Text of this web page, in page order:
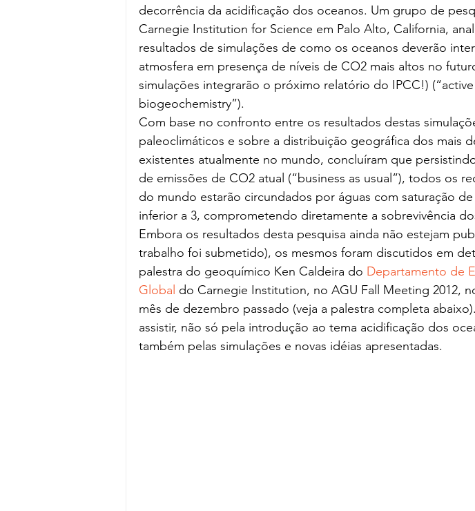
decorrência da acidificação dos oceanos. Um grupo de
Carnegie Institution for Science em Palo Alto, California,
resultados de simulações de como os oceanos deverão
atmosfera em presença de níveis de CO2 mais altos no
simulações integrarão o próximo relatório do IPCC!) (“active
biogeochemistry”).
Com base no confronto entre os resultados destas
paleoclimáticos e sobre a distribuição geográfica dos mais
existentes atualmente no mundo, concluíram que
de emissões de CO2 atual (“business as usual”), todos os
do mundo estarão circundados por águas com saturação
inferior a 3, comprometendo diretamente a sobrevivência
Embora os resultados desta pesquisa ainda não estejam
trabalho foi submetido), os mesmos foram discutidos em
palestra do geoquímico Ken Caldeira do Departamento de
Global do Carnegie Institution, no AGU Fall Meeting 2012,
mês de dezembro passado (veja a palestra completa
assistir, não só pela introdução ao tema acidificação dos
também pelas simulações e novas idéias apresentadas.